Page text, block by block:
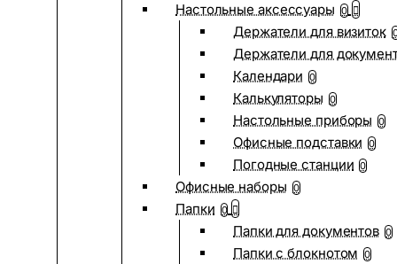
Настольные аксессуары 0
Держатели для визиток
Держатели для
Календари 0
Калькуляторы 0
Настольные приборы 0
Офисные подставки 0
Погодные станции 0
Офисные наборы 0
Папки 0
Папки для документов 0
Папки с блокнотом 0